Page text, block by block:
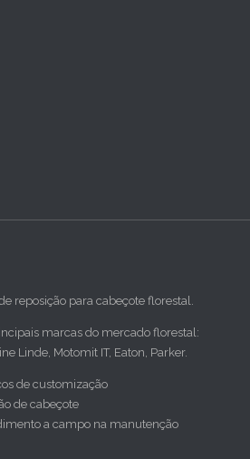
reposição para cabeçote florestal.
marcas do mercado florestal:
Linde, Motomit IT, Eaton, Parker.
de customização
de cabeçote
a campo na manutenção